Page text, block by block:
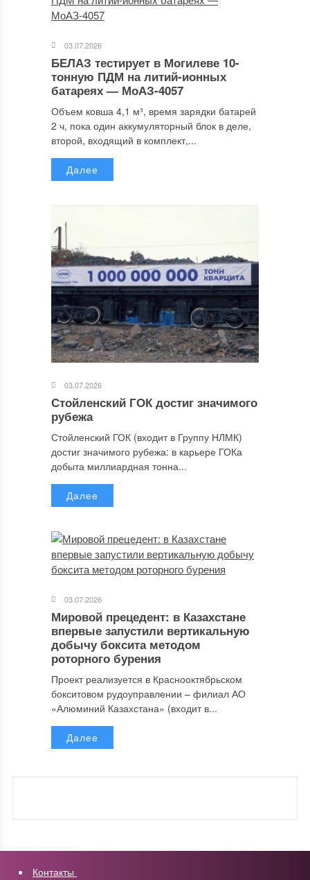
03.07.2026
БЕЛАЗ тестирует в Могилеве 10-
тонную ПДМ на литий-ионных
батареях — МоАЗ-4057
Объем ковша 4,1 м³, время зарядки батарей
2 ч, пока один аккумуляторный блок в деле,
второй, входящий в комплект,...
Далее
03.07.2026
Стойленский ГОК достиг значимого
рубежа
Стойленский ГОК (входит в Группу НЛМК)
достиг значимого рубежа: в карьере ГОКа
добыта миллиардная тонна...
Далее
03.07.2026
Мировой прецедент: в Казахстане
впервые запустили вертикальную
добычу боксита методом
роторного бурения
Проект реализуется в Краснооктябрьском
бокситовом рудоуправлении – филиал АО
«Алюминий Казахстана» (входит в...
Далее
Контакты